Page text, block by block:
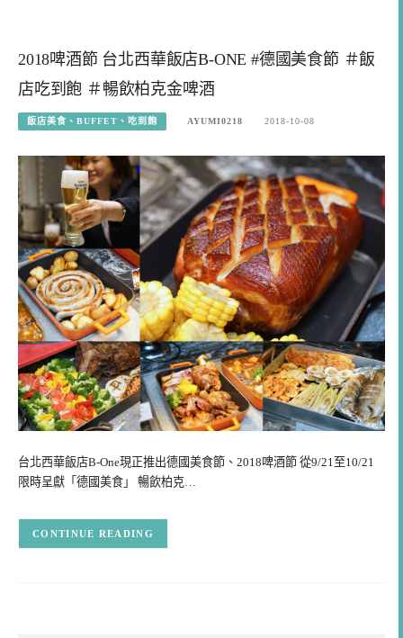
2018啤酒節 台北西華飯店B-ONE #德國美食節 ＃飯
店吃到飽 ＃暢飲柏克金啤酒
飯店美食、BUFFET、吃到飽 AYUMI0218 2018-10-08
台北西華飯店B-One現正推出德國美食節、2018啤酒節 從9/21至10/21
限時呈獻「德國美食」 暢飲柏克…
CONTINUE READING